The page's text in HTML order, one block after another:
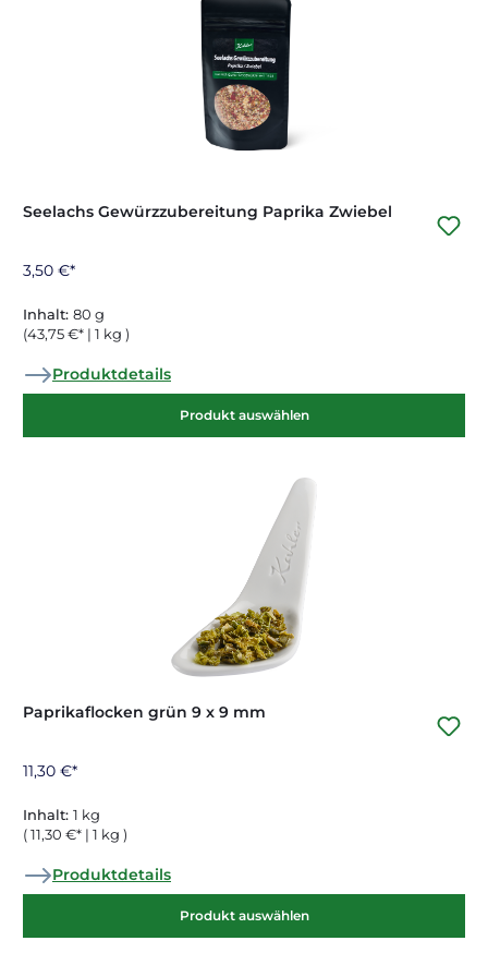
Seelachs Gewürzzubereitung Paprika Zwiebel
3,50 €*
Inhalt: 80 g
(43,75 €* | 1 kg )
Produktdetails
Produkt auswählen
Paprikaflocken grün 9 x 9 mm
11,30 €*
Inhalt: 1 kg
( 11,30 €* | 1 kg )
Produktdetails
Produkt auswählen